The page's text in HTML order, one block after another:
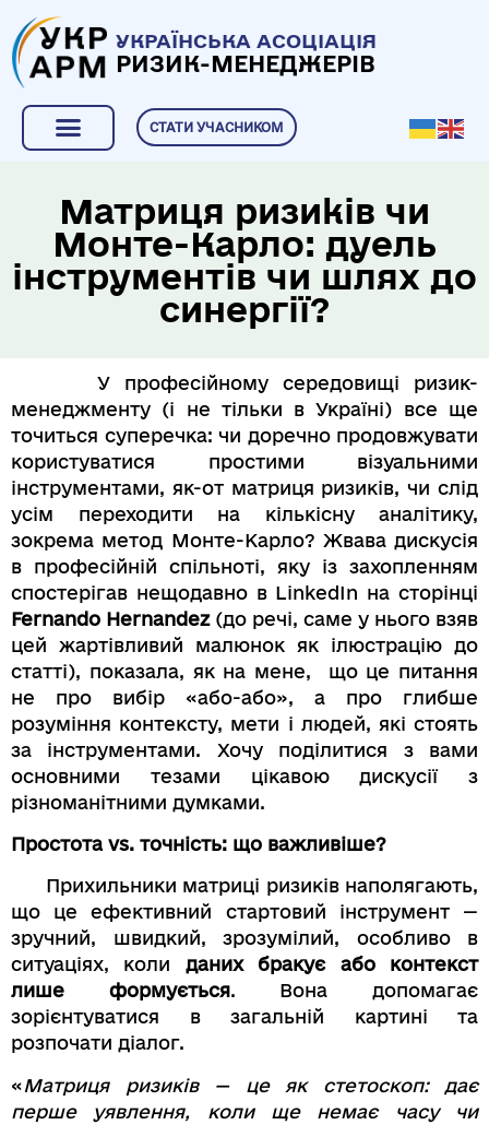
УКРАЇНСЬКА АСОЦІАЦІЯ
РИЗИК-МЕНЕДЖЕРІВ
СТАТИ УЧАСНИКОМ
Матриця ризиків чи
Монте-Карло: дуель
інструментів чи шлях до
синергії?
У професійному середовищі ризик-
менеджменту (і не тільки в Україні) все ще
точиться суперечка: чи доречно продовжувати
користуватися простими візуальними
інструментами, як-от матриця ризиків, чи слід
усім переходити на кількісну аналітику,
зокрема метод Монте-Карло? Жвава дискусія
в професійній спільноті, яку із захопленням
спостерігав нещодавно в LinkedIn на сторінці
Fernando Hernandez (до речі, саме у нього взяв
цей жартівливий малюнок як ілюстрацію до
статті), показала, як на мене, що це питання
не про вибір «або-або», а про глибше
розуміння контексту, мети і людей, які стоять
за інструментами. Хочу поділитися з вами
основними тезами цікавою дискусії з
різноманітними думками.
Простота vs. точність: що важливіше?
Прихильники матриці ризиків наполягають,
що це ефективний стартовий інструмент —
зручний, швидкий, зрозумілий, особливо в
ситуаціях, коли даних бракує або контекст
лише формується. Вона допомагає
зорієнтуватися в загальній картині та
розпочати діалог.
«Матриця ризиків — це як стетоскоп: дає
перше уявлення, коли ще немає часу чи